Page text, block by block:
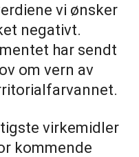
vi ønsker
negativt.
har sendt
om vern av
virkemidler
kommende